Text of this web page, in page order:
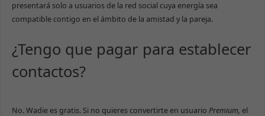
presentará solo a usuarios de la red social cuya energía sea
compatible contigo en el ámbito de la amistad y la pareja.
¿Tengo que pagar para establecer
contactos?
No. Wadie es gratis. Si no quieres convertirte en usuario Premium, el